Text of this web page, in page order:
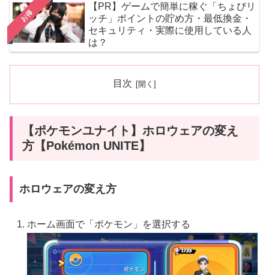
お得
【PR】ゲームで簡単に稼ぐ「ちょびリ
ッチ」ポイントの貯め方・最低換金・
セキュリティ・実際に使用している人
は？
目次
【ポケモンユナイト】ホロウェアの変え
方【Pokémon UNITE】
ホロウェアの変え方
ホーム画面で「ポケモン」を選択する